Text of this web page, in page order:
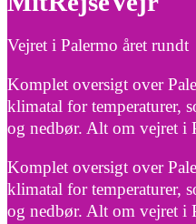
Vejret i Palermo året rundt
Komplet oversigt over
klimatal for temperaturer,
og nedbør. Alt om vejret i
Komplet oversigt over
klimatal for temperaturer,
og nedbør. Alt om vejret i